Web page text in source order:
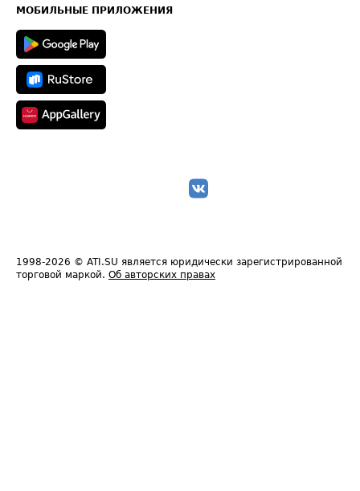
Техническая информация
МОБИЛЬНЫЕ ПРИЛОЖЕНИЯ
1998-2026 © ATI.SU является юридически зарегистрированной
торговой маркой. Об авторских правах